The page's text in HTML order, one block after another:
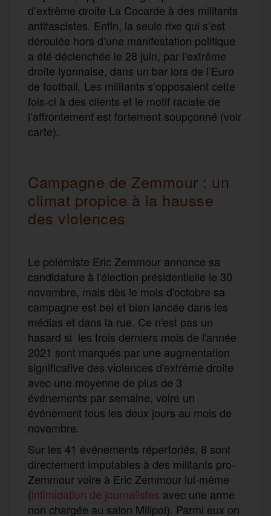
d’extrême droite La Cocarde à des militants
antifascistes. Enfin, la seule rixe qui s’est
déroulée hors d’une manifestation politique
a été déclenchée le 28 juin, par l’extrême
droite lyonnaise, dans un bar lors de l’Euro
de football. Les militants s’opposaient cette
fois-ci à des clients et le motif raciste de
l’affrontement est fortement soupçonné (voir
carte).
Campagne de Zemmour : un
climat propice à la hausse
des violences
Le polémiste Eric Zemmour annonce sa
candidature à l'élection présidentielle le 30
novembre, mais dès le mois d'octobre sa
campagne est bel et bien lancée dans les
médias et dans la rue. Ce n'est pas un
hasard si les trois derniers mois de l'année
2021 sont marqués par une augmentation
significative des violences d'extrême droite
avec une moyenne de plus de 3
événements par semaine, voire un
événement tous les deux jours au mois de
novembre.
Sur les 41 événements répertoriés, 8 sont
directement imputables à des militants pro-
Zemmour voire à Eric Zemmour lui-même
(intimidation de journalistes avec une arme
non chargée au salon Milipol). Parmi eux on